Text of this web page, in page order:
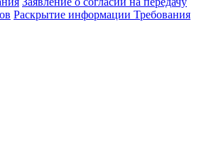
Раскрытие информации Требования